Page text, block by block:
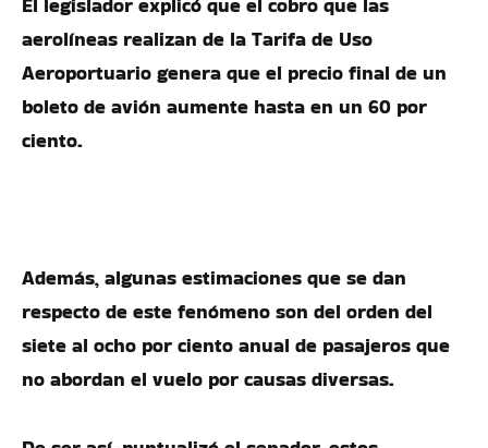
aerolíneas realizan de la Tarifa de Uso
Aeroportuario genera que el precio final de un
boleto de avión aumente hasta en un 60 por
ciento.
Además, algunas estimaciones que se dan
respecto de este fenómeno son del orden del
siete al ocho por ciento anual de pasajeros que
no abordan el vuelo por causas diversas.